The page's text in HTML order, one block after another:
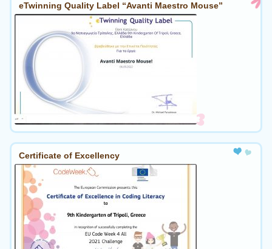
eTwinning Quality Label “Avanti Maestro Mouse”
Certificate of Excellency